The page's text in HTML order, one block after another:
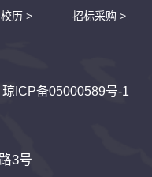
校历 > 招标采购 >
琼ICP备05000589号-1
3号